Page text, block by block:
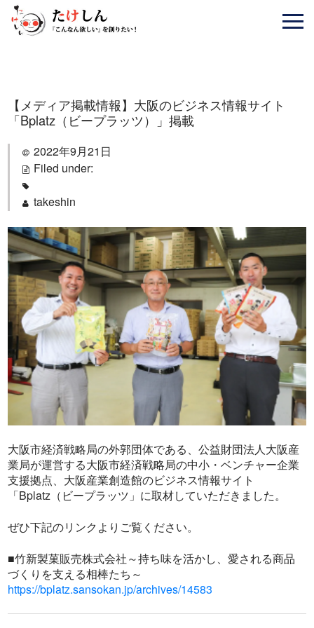
【メディア掲載情報】大阪のビジネス情報サイト
「Bplatz（ビープラッツ）」掲載
2022年9月21日
Filed under:
takeshin
大阪市経済戦略局の外郭団体である、公益財団法人大阪産
業局が運営する大阪市経済戦略局の中小・ベンチャー企業
支援拠点、大阪産業創造館のビジネス情報サイト
「Bplatz（ビープラッツ」に取材していただきました。
ぜひ下記のリンクよりご覧ください。
■竹新製菓販売株式会社～持ち味を活かし、愛される商品
づくりを支える相棒たち～
https://bplatz.sansokan.jp/archives/14583